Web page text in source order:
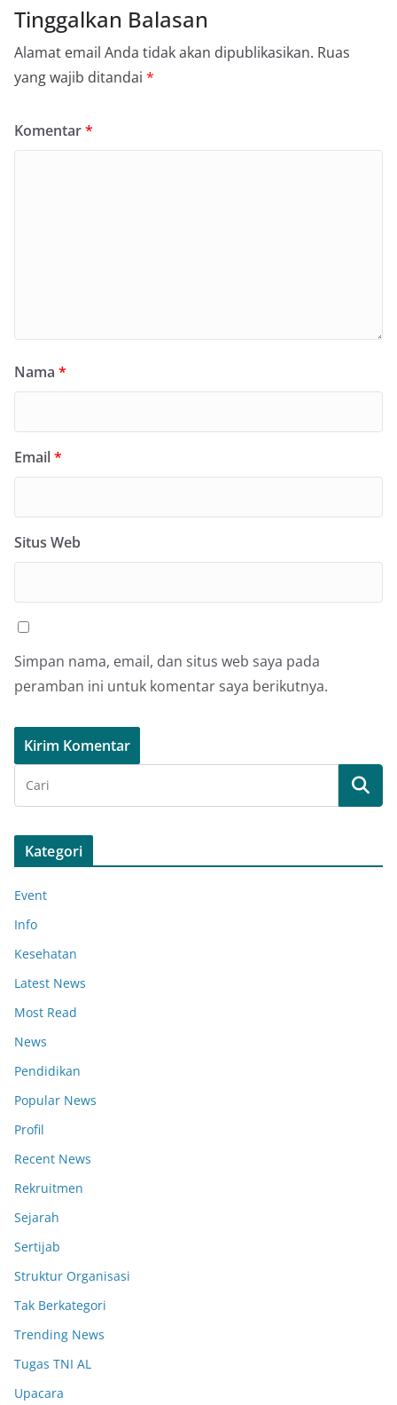
Tinggalkan Balasan
Alamat email Anda tidak akan dipublikasikan. Ruas
yang wajib ditandai *
Komentar*
Nama *
Email*
Situs Web
Simpan nama, email, dan situs web saya pada
peramban ini untuk komentar saya berikutnya.
Kategori
Event
Info
Kesehatan
Latest News
Most Read
News
Pendidikan
Popular News
Profil
Recent News
Rekruitmen
Sejarah
Sertijab
Struktur Organisasi
Tak Berkategori
Trending News
Tugas TNI AL
Upacara